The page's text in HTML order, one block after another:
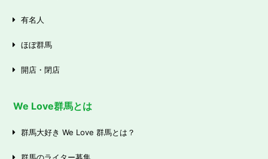
有名人
ほぼ群馬
開店・閉店
We Love群馬とは
群馬大好き We Love 群馬とは？
群馬のライター募集